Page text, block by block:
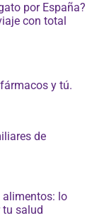
por España?
con total
y tú.
de
alimentos: lo
tu salud